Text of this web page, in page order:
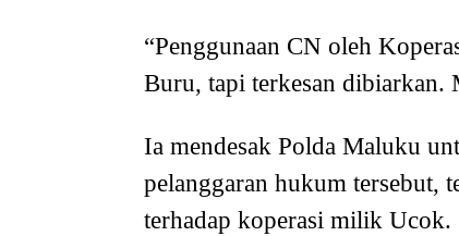
“Penggunaan CN oleh
Buru, tapi terkesan dibiarkan.
Ia mendesak Polda Maluku
pelanggaran hukum tersebut,
terhadap koperasi milik Ucok.